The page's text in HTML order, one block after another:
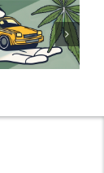
Cannabis
Samen
kaufen: Alles
was Sie